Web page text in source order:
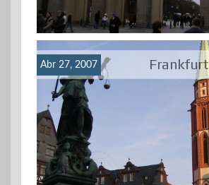
Frankfurt
Abr 27, 2007